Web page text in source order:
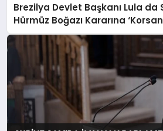
Brezilya Devlet Başkanı Lula da
Hürmüz Boğazı Kararına